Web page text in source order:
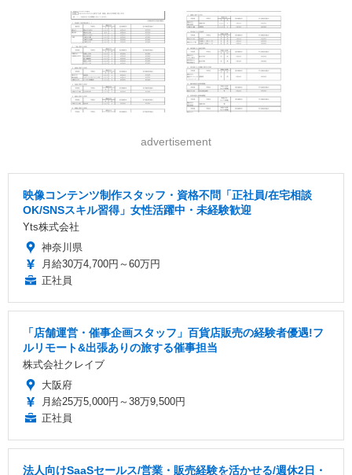
advertisement
映像コンテンツ制作スタッフ・資格不問「正社員/在宅相談
OK/SNSスキル習得」女性活躍中・未経験歓迎
Yts株式会社
神奈川県
月給30万4,700円～60万円
正社員
「店舗運営・催事企画スタッフ」百貨店販売の経験者優遇!フ
ルリモート&出張ありの旅する催事担当
株式会社クレイブ
大阪府
月給25万5,000円～38万9,500円
正社員
法人向けSaaSセールス/営業・販売経験を活かせる/週休2日・